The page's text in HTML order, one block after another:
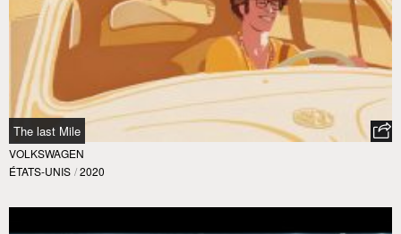
The last Mile
VOLKSWAGEN
ÉTATS-UNIS / 2020